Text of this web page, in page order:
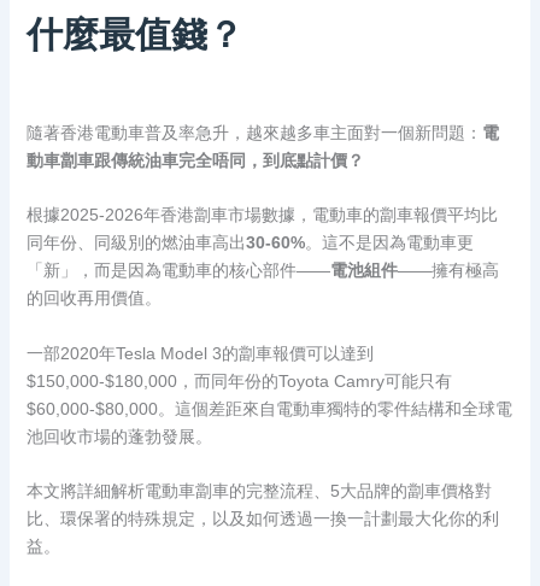
什麼最值錢？
隨著香港電動車普及率急升，越來越多車主面對一個新問題： 電
動車劏車跟傳統油車完全唔同，到底點計價？
根據2025-2026年香港劏車市場數據，電動車的劏車報價平均比
同年份、同級別的燃油車高出30-60%。這不是因為電動車更
「新」，而是因為電動車的核心部件——電池組件——擁有極高
的回收再用價值。
一部2020年Tesla Model 3的劏車報價可以達到
$150,000-$180,000，而同年份的Toyota Camry可能只有
$60,000-$80,000。這個差距來自電動車獨特的零件結構和全球電
池回收市場的蓬勃發展。
本文將詳細解析電動車劏車的完整流程、5大品牌的劏車價格對
比、環保署的特殊規定，以及如何透過一換一計劃最大化你的利
益。